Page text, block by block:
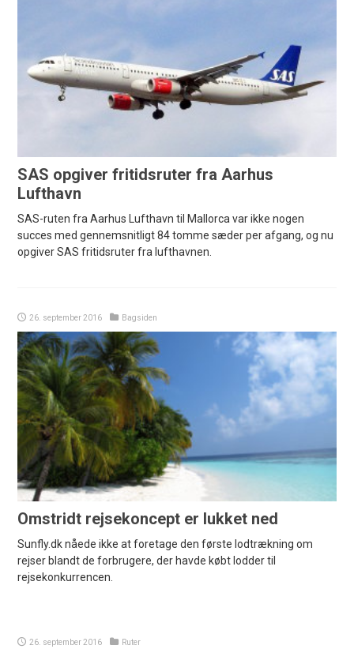
SAS opgiver fritidsruter fra Aarhus
Lufthavn
SAS-ruten fra Aarhus Lufthavn til Mallorca var ikke nogen
succes med gennemsnitligt 84 tomme sæder per afgang, og nu
opgiver SAS fritidsruter fra lufthavnen.
26. september 2016 Bagsiden
Omstridt rejsekoncept er lukket ned
Sunfly.dk nåede ikke at foretage den første lodtrækning om
rejser blandt de forbrugere, der havde købt lodder til
rejsekonkurrencen.
26. september 2016 Ruter